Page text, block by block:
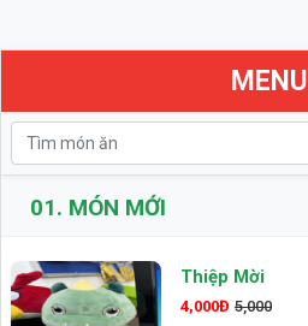
MENU
01. MÓN MỚI
Thiệp Mời
4,000Đ 5,000